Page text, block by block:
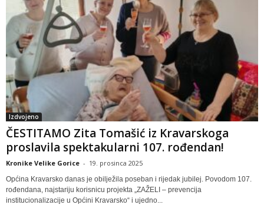
Izdvojeno
ČESTITAMO Zita Tomašić iz Kravarskoga
proslavila spektakularni 107. rođendan!
Kronike Velike Gorice - 19. prosinca 2025
Općina Kravarsko danas je obilježila poseban i rijedak jubilej. Povodom 107.
rođendana, najstariju korisnicu projekta „ZAŽELI – prevencija
institucionalizacije u Općini Kravarsko“ i ujedno...